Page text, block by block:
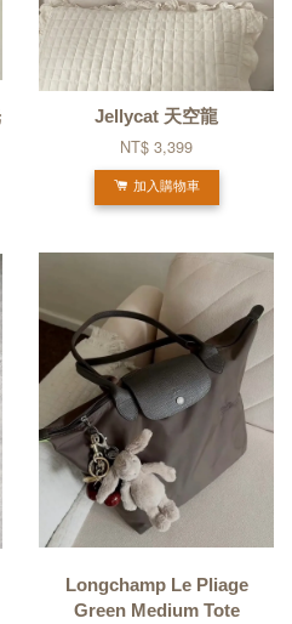
Jellycat 天空龍
NT$ 3,399
加入購物車
Longchamp Le Pliage
Green Medium Tote